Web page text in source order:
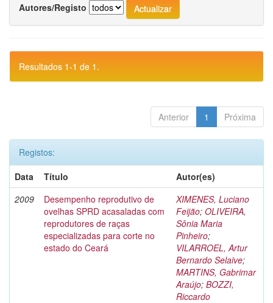
Autores/Registo
Resultados 1-1 de 1.
Anterior 1 Próxima
Registos:
Data
Título
Autor(es)
2009
Desempenho reprodutivo de
ovelhas SPRD acasaladas com
reprodutores de raças
especializadas para corte no
estado do Ceará
XIMENES, Luciano
Feijão; OLIVEIRA,
Sônia Maria
Pinheiro;
VILARROEL, Artur
Bernardo Selaive;
MARTINS, Gabrimar
Araújo; BOZZI,
Riccardo